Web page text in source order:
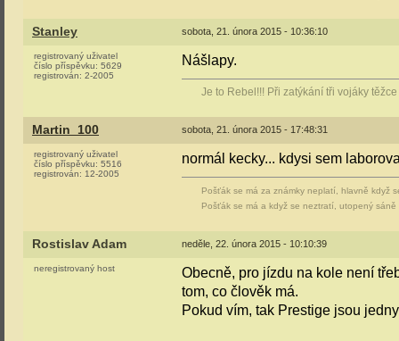
Stanley sobota, 21. února 2015 - 10:36:10
registrovaný uživatel
číslo příspěvku: 5629
registrován: 2-2005
Nášlapy.
Je to Rebel!!! Při zatýkání tři vojáky
Martin_100 sobota, 21. února 2015 - 17:48:31
registrovaný uživatel
číslo příspěvku: 5516
registrován: 12-2005
normál kecky... kdysi sem
Pošťák se má za známky neplatí, hlavně když
Pošťák se má a když se neztratí, utopený
Rostislav Adam neděle, 22. února 2015 - 10:10:39
neregistrovaný host
Obecně, pro jízdu na kole není
tom, co člověk má.
Pokud vím, tak Prestige jsou